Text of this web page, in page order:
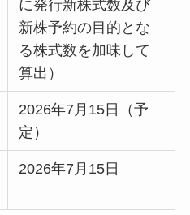
に発行新株式数及び
新株予約の目的とな
る株式数を加味して
算出）
2026年7月15日（予
定）
2026年7月15日